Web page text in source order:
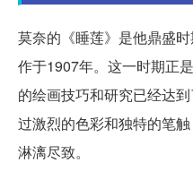
莫奈的《睡莲》是他鼎盛
作于1907年。这一时期正
的绘画技巧和研究已经达
过激烈的色彩和独特的笔
淋漓尽致。